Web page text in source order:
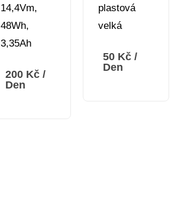
14,4Vm,
48Wh,
3,35Ah
200 Kč/
Den
plastová
velká
50 Kč /
Den